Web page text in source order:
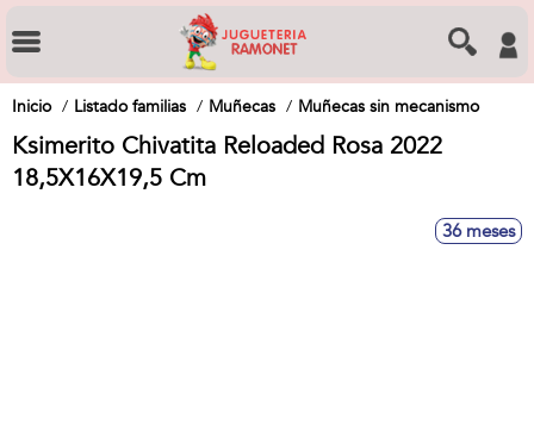
Inicio Listado familias Muñecas Muñecas sin mecanismo
Ksimerito Chivatita Reloaded Rosa 2022
18,5X16X19,5 Cm
36 meses